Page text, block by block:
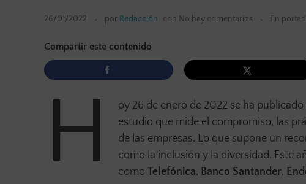
26/01/2022 por Redacción con No hay comentarios En
Compartir este contenido
H oy 26 de enero de 2022 se ha publicado
estudio que mide el compromiso, las
de las empresas. Lo que supone un
como la inclusión y la diversidad. Este
como Telefónica, Banco Santander,